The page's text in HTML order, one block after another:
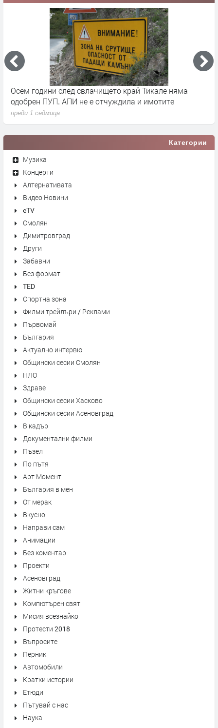
Осем години след свлачището край Тикале няма
одобрен ПУП. АПИ не е отчуждила и имотите
преди 1 седмица
Категории
Музика
Концерти
Алтернативата
Видео Новини
eTV
Смолян
Димитровград
Други
Забавни
Без формат
TED
Спортна зона
Филми трейлъри / Реклами
Първомай
България
Актуално интервю
Общински сесии Смолян
НЛО
Здраве
Общински сесии Хасково
Общински сесии Асеновград
В кадър
Документални филми
Пъзел
По пътя
Арт Момент
България в мен
От мерак
Вкусно
Направи сам
Анимации
Без коментар
Проекти
Асеновград
Житни кръгове
Компютърен свят
Мисия всезнайко
Протести 2018
Въпросите
Перник
Автомобили
Кратки истории
Етюди
Пътувай с нас
Наука